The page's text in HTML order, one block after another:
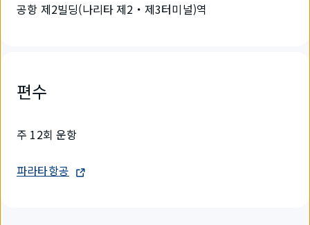
공항 제2빌딩(나리타 제2・제3터미널)역
편수
주 12회 운항
파라타항공